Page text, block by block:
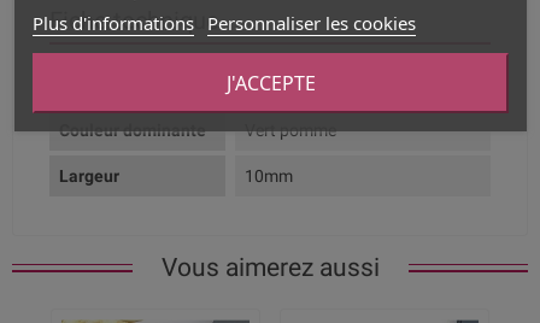
Fiche technique
Cuir Véritable
Couleur dominante Vert pomme
Largeur 10mm
Vous aimerez aussi
Plus d'informations Personnaliser les cookies
J'ACCEPTE